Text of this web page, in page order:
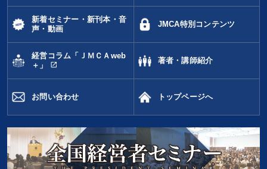
新着セミナー・新刊本・音
声・動画
JMCA特別コンテンツ
経営コラム「ＪＭＣＡweb
＋」
open_in_new
著者・講師紹介
お問い合わせ トップページへ